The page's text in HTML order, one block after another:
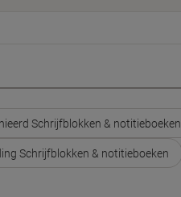
Schrijfblokken & notitieboeken
Schrijfblokken & notitieboeken